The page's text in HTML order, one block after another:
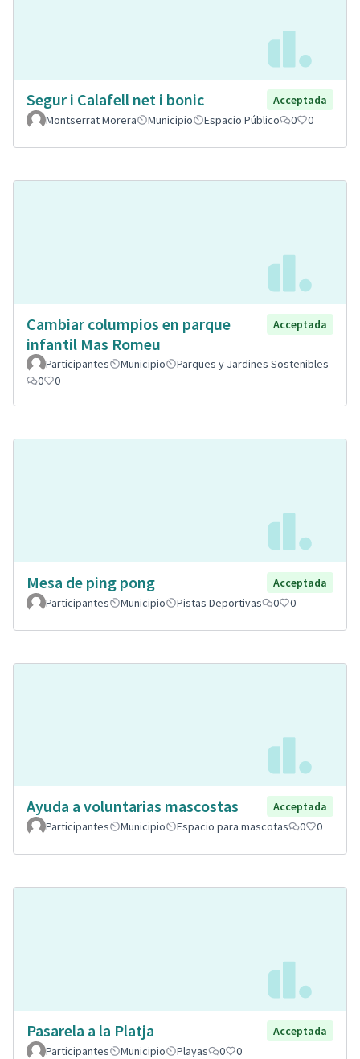
Segur i Calafell net i bonic
Acceptada
Montserrat Morera
Municipio Espacio Público 0 0
Cambiar columpios en parque
infantil Mas Romeu
Acceptada
Participantes Municipio
Parques y Jardines Sostenibles
0
0
Mesa de ping pong
Acceptada
Participantes
Municipio Pistas Deportivas 0 0
Ayuda a voluntarias mascostas
Acceptada
Participantes
Municipio Espacio para mascotas 0 0
Pasarela a la Platja
Acceptada
Participantes
Municipio Playas 0 0